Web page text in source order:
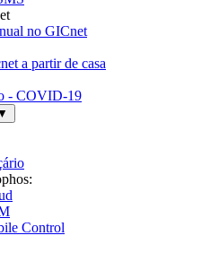
no GICnet
a partir de casa
- COVID-19
Control